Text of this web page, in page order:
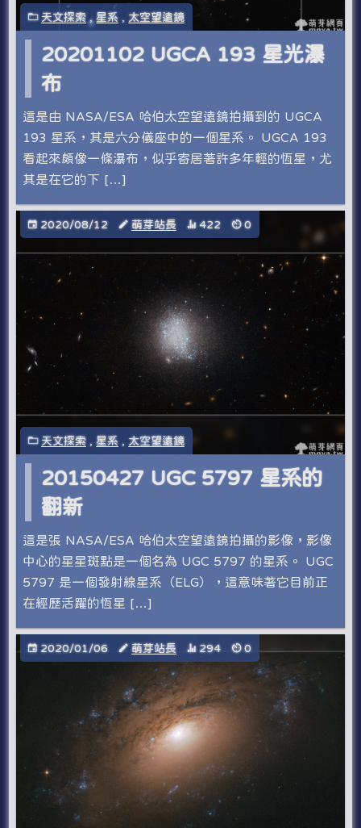
天文探索 ,星系 , 太空望遠鏡
20201102 UGCA 193 星光瀑
布
這是由 NASA/ESA 哈伯太空望遠鏡拍攝到的 UGCA
193 星系，其是六分儀座中的一個星系。 UGCA 193
看起來頗像一條瀑布，似乎寄居著許多年輕的恆星，尤
其是在它的下 […]
2020/08/12 萌芽站長 422 0
天文探索 ,星系 太空望遠鏡
20150427 UGC 5797 星系的
翻新
這是張 NASA/ESA 哈伯太空望遠鏡拍攝的影像，影像
中心的星星斑點是一個名為 UGC 5797 的星系。 UGC
5797 是一個發射線星系（ELG），這意味著它目前正
在經歷活躍的恆星 […]
2020/01/06 萌芽站長 294 0